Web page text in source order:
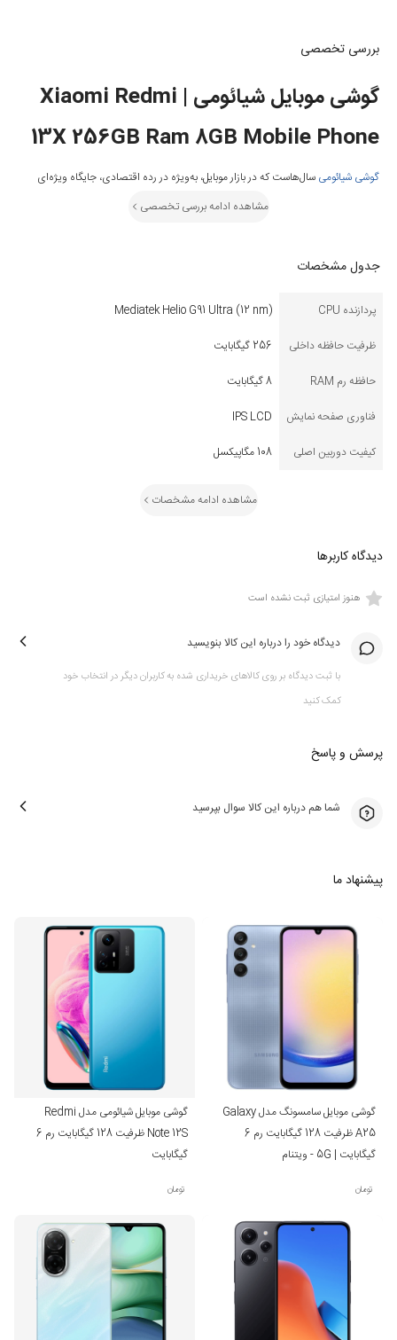
بررسی تخصصی
گوشی موبایل شیائومی | Xiaomi Redmi
13X 256GB Ram 8GB Mobile Phone
گوشی‌ شیائومی سال‌هاست که در بازار موبایل، به‌ویژه در رده اقتصادی، جایگاه ویژه‌ای
می‌پردازیم تا ببینیم چرا این مدل توانسته محبوبیت زیادی کسب کند.
نرخ تازه‌سازی بالا در نمایشگری بزرگ
نسبت به رقبا که پنل OLED دارند، ممکن است در زیر نور مستقیم آفتاب کمی ضعیف‌تر
ظاهر شود، اما در حالت کلی کیفیت قابل قبولی دارد.
شیائومی برای این گوشی از تراشه Helio G91 Ultra استفاده کرده است. این پردازنده برای
که این گوشی عملکردی سریع و روان داشته باشد.
وضوح خیره‌کننده با لنز ۱۰۸ مگاپیکسلی شیائومی
شاید مهم‌ترین ویژگی Redmi 13X، دوربین 108 مگاپیکسلی آن باشد. این دوربین در نور
کافی تصاویر با کیفیت بالا ثبت می‌کند و جزئیات خوبی ارائه می‌دهد. اگرچه عملکرد در شب
کمی افت دارد، اما در مجموع، نسبت به قیمت گوشی، تجربه عکاسی رضایت‌بخشی
خواهید داشت.
دوربین دوم 2 مگاپیکسلی برای عکاسی ماکرو است که کاربرد محدودی دارد. در بخش جلو
نیز یک دوربین سلفی 13 مگاپیکسلی دیده می‌شود.
شارژ سریع و ماندگاری بالا
گوشی شیائومی Redmi 13X به یک باتری بزرگ 5030 میلی‌آمپرساعتی مجهز شده است.
این باتری به‌راحتی تا 1 روز کامل استفاده سنگین دوام می‌آورد. نکته مهم‌تر، پشتیبانی از
مشاهده ادامه بررسی تخصصی
جدول مشخصات
پردازنده CPU
Mediatek Helio G91 Ultra (12 nm)
ظرفیت حافظه داخلی
256 گیگابایت
حافظه رم RAM
8 گیگابایت
فناوری صفحه نمایش
IPS LCD
کیفیت دوربین اصلی
108 مگاپیکسل
مشاهده ادامه مشخصات
دیدگاه کاربرها
هنوز امتیازی ثبت نشده است
دیدگاه خود را درباره این کالا بنویسید
با ثبت دیدگاه بر روی کالاهای خریداری شده به کاربران دیگر در انتخاب خود
کمک کنید
پرسش و پاسخ
شما هم درباره این کالا سوال بپرسید
پیشنهاد ما
گوشی موبایل سامسونگ مدل Galaxy
A25 ظرفیت 128 گیگابایت رم 6
گیگابایت | 5G - ویتنام
تومان
گوشی موبایل شیائومی مدل Redmi
Note 12S ظرفیت 128 گیگابایت رم 6
گیگابایت
تومان